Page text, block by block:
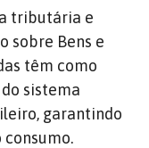
tributária e
sobre Bens e
têm como
sistema
garantindo